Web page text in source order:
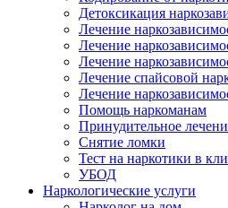
Детоксикация
Лечение
Лечение
Лечение
Лечение спайсовой
Лечение
Помощь наркоманам
Принудительное
Снятие ломки
Тест на наркотики в
УБОД
Наркологические услуги